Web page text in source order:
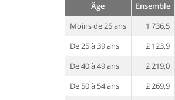
Âge Ensemble
Moins de 25 ans
1 736,5
De 25 à 39 ans
2 123,9
De 40 à 49 ans
2 219,0
De 50 à 54 ans
2 269,9